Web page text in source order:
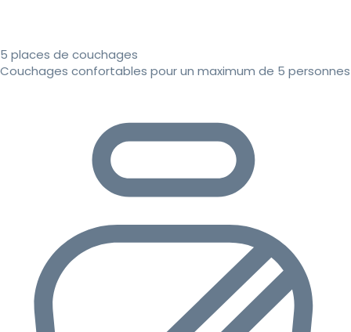
5 places de couchages
Couchages confortables pour un maximum de 5 personnes